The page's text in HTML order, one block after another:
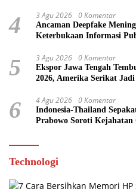
4 3 Agu 2026 0 Komentar
Ancaman Deepfake
Keterbukaan Informasi
5 3 Agu 2026 0 Komentar
Ekspor Jawa Tengah
2026, Amerika Serikat
6 4 Agu 2026 0 Komentar
Indonesia-Thailand
Prabowo Soroti Kejahatan
Technologi